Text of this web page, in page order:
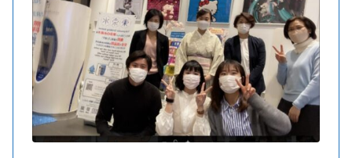
【2022】
in
中
野
四
季
の